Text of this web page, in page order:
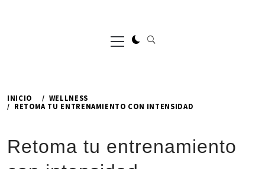
Menú
principal
INICIO
WELLNESS
RETOMA TU ENTRENAMIENTO CON INTENSIDAD
Retoma tu entrenamiento